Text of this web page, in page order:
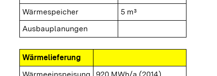
Wärmespeicher
5 m³
Ausbauplanungen
Wärmelieferung